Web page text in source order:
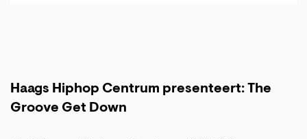
Haags Hiphop Centrum presenteert: The
Groove Get Down